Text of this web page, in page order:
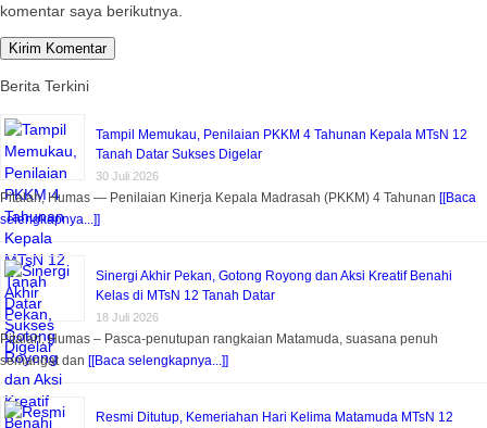
komentar saya berikutnya.
Berita Terkini
Tampil Memukau, Penilaian PKKM 4 Tahunan Kepala MTsN 12
Tanah Datar Sukses Digelar
30 Juli 2026
Pitalah, Humas — Penilaian Kinerja Kepala Madrasah (PKKM) 4 Tahunan [[Baca
selengkapnya...]]
Sinergi Akhir Pekan, Gotong Royong dan Aksi Kreatif Benahi
Kelas di MTsN 12 Tanah Datar
18 Juli 2026
Pitalah, Humas – Pasca-penutupan rangkaian Matamuda, suasana penuh
semangat dan [[Baca selengkapnya...]]
Resmi Ditutup, Kemeriahan Hari Kelima Matamuda MTsN 12